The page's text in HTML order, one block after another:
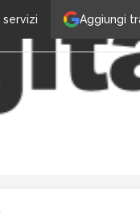
Aggiungi
servizi